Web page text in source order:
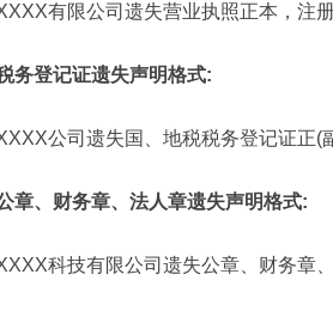
有限公司遗失营业执照正本，注
务登记证遗失声明格式:
公司遗失国、地税税务登记证正(
章、财务章、法人章遗失声明格式:
科技有限公司遗失公章、财务章